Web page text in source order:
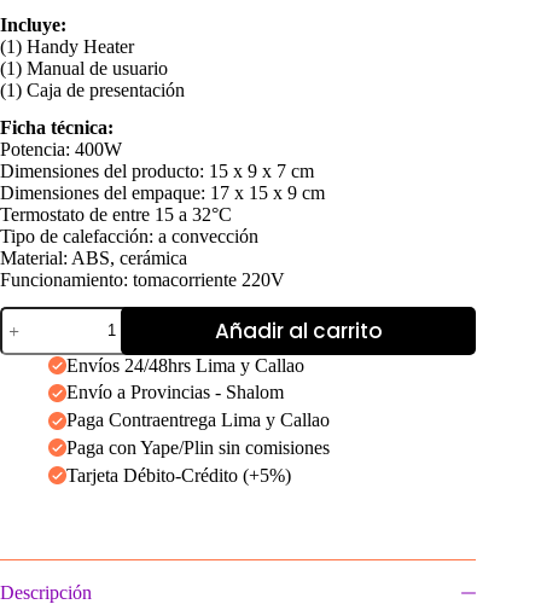
Incluye:
(1) Handy Heater
(1) Manual de usuario
(1) Caja de presentación
Ficha técnica:
Potencia: 400W
Dimensiones del producto: 15 x 9 x 7 cm
Dimensiones del empaque: 17 x 15 x 9 cm
Termostato de entre 15 a 32°C
Tipo de calefacción: a convección
Material: ABS, cerámica
Funcionamiento: tomacorriente 220V
Calefactor
Portatil
con
Temporizador
cantidad
Añadir al carrito
Envíos 24/48hrs Lima y Callao
Envío a Provincias - Shalom
Paga Contraentrega Lima y Callao
Paga con Yape/Plin sin comisiones
Tarjeta Débito-Crédito (+5%)
Descripción